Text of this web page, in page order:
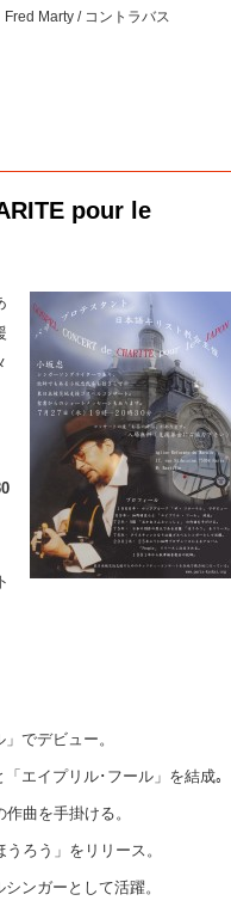
Marty / コントラバス
pour le
でデビュー。
エイプリル･フール」を結成｡
曲を手掛ける。
ろう」をリリース。
ンガーとして活躍。